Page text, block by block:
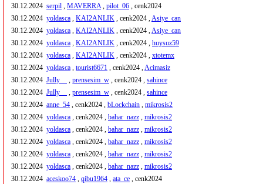
30.12.2024 serpil , MAVERRA, pilot_06 , cenk2024
30.12.2024 yoldasca , KAI2ANLIK , cenk2024 ,Asiye_can
30.12.2024 yoldasca , KAI2ANLIK , cenk2024 ,Asiye_can
30.12.2024 yoldasca , KAI2ANLIK , cenk2024 , huysuz59
30.12.2024 yoldasca , KAI2ANLIK , cenk2024 , xtotemx
30.12.2024 yoldasca , tourist6671 , cenk2024 ,Acimasiz
30.12.2024 Jully__ , prensesim_w , cenk2024 , sahince
30.12.2024 Jully__ , prensesim_w , cenk2024 , sahince
30.12.2024 anne_54 , cenk2024 , bLockchain , mikrosis2
30.12.2024 yoldasca , cenk2024 , bahar_nazz , mikrosis2
30.12.2024 yoldasca , cenk2024 , bahar_nazz , mikrosis2
30.12.2024 yoldasca , cenk2024 , bahar_nazz , mikrosis2
30.12.2024 yoldasca , cenk2024 , bahar_nazz , mikrosis2
30.12.2024 yoldasca , cenk2024 , bahar_nazz , mikrosis2
30.12.2024 aceskoo74 , qibu1964 , ata_ce , cenk2024